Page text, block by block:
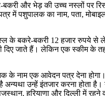
और भेड़ की उच्च नस्लों पर
पशुपालक का नाम, पता,
के बकरे-बकरी 12 हजार रुपये से
जाते हैं। लेकिन एक स्कीम के
के नाम एक आवेदन पत्र देना
उन्हें इंतजार करना होता
हरियाणा और दिल्ली में रहने